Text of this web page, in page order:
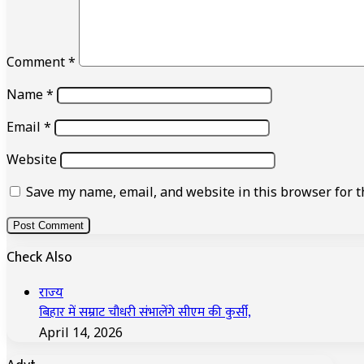
Comment*
Name*
Email *
Website
Save my name, email, and website in this browser for
Check Also
राज्य
बिहार में सम्राट चौधरी संभालेंगे सीएम की कुर्सी,
April 14, 2026